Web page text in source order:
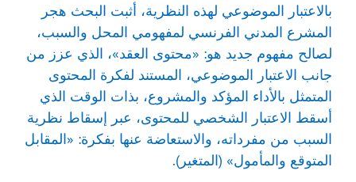
بالاعتبار الموضوعي لهذه النظرية، أثبت البحث هجر
المشرع المدني الفرنسي لمفهومي المحل والسبب،
لصالح مفهوم جديد هو: «محتوى العقد»، الذي عزز من
جانب الاعتبار الموضوعي، المستند لفكرة المحتوى
المتمثل بالأداء المؤكد والمشروع، بذات الوقت الذي
أسقط الاعتبار الشخصي للمحتوى، عبر إسقاط نظرية
السبب من مفرداته، والاستعاضة عنها بفكرة: «المقابل
المتوقع والمأمول» (المتغير).